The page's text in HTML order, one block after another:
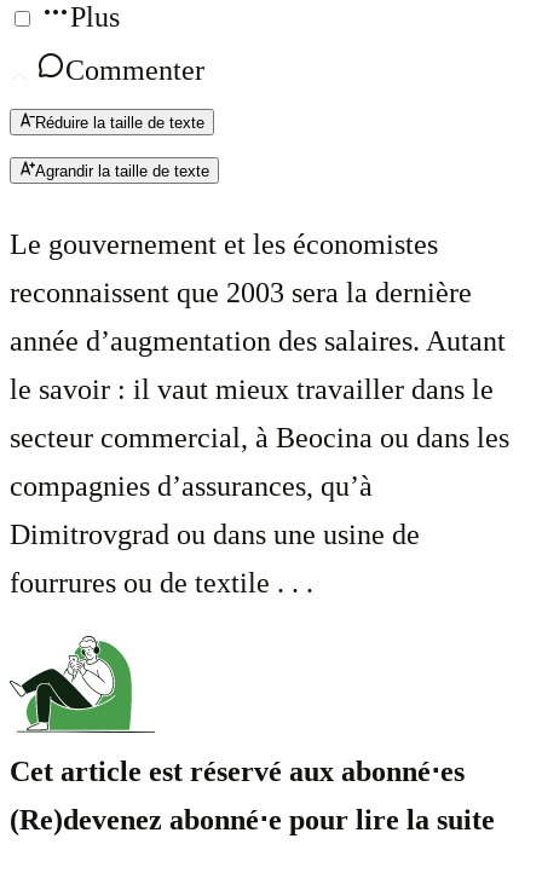
Plus
Commenter
Réduire la taille de texte
Agrandir la taille de texte
Le gouvernement et les économistes
reconnaissent que 2003 sera la dernière
année d’augmentation des salaires. Autant
le savoir : il vaut mieux travailler dans le
secteur commercial, à Beocina ou dans les
compagnies d’assurances, qu’à
Dimitrovgrad ou dans une usine de
fourrures ou de textile . . .
Cet article est réservé aux abonné⋅es
(Re)devenez abonné⋅e pour lire la suite